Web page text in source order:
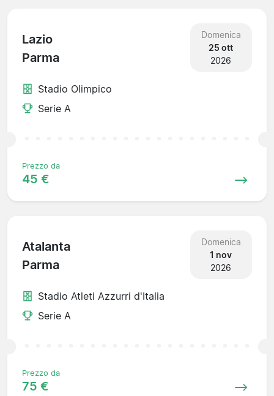
Lazio
Parma
Domenica
25 ott
2026
Stadio Olimpico
Serie A
Prezzo da
45 €
Atalanta
Parma
Domenica
1 nov
2026
Stadio Atleti Azzurri d'Italia
Serie A
Prezzo da
75 €